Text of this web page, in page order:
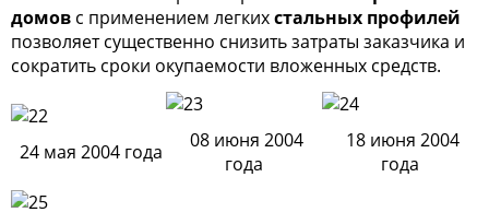
домов с применением легкихстальных профилей
позволяет существенно снизить затраты заказчика и
сократить сроки окупаемости вложенных средств.
24 мая 2004 года
08 июня 2004
года
18 июня 2004
года